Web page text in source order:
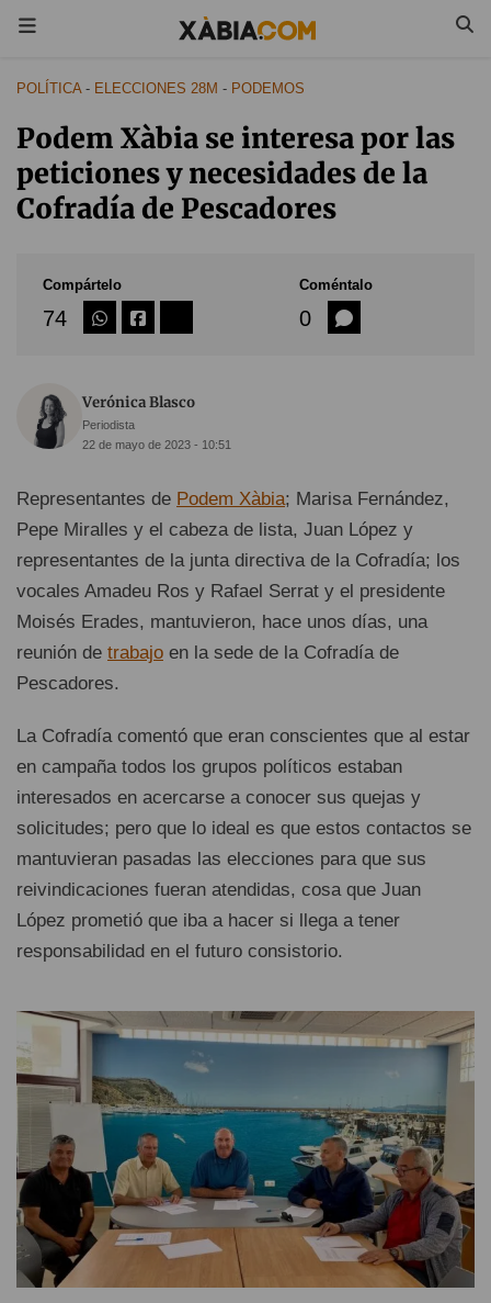
POLÍTICA- ELECCIONES 28M - PODEMOS
Podem Xàbia se interesa por las
peticiones y necesidades de la
Cofradía de Pescadores
Compártelo
74
Coméntalo
0
Verónica Blasco
Periodista
22 de mayo de 2023 - 10:51
Representantes de Podem Xàbia; Marisa Fernández,
Pepe Miralles y el cabeza de lista, Juan López y
representantes de la junta directiva de la Cofradía; los
vocales Amadeu Ros y Rafael Serrat y el presidente
Moisés Erades, mantuvieron, hace unos días, una
reunión de trabajo en la sede de la Cofradía de
Pescadores.
La Cofradía comentó que eran conscientes que al estar
en campaña todos los grupos políticos estaban
interesados en acercarse a conocer sus quejas y
solicitudes; pero que lo ideal es que estos contactos se
mantuvieran pasadas las elecciones para que sus
reivindicaciones fueran atendidas, cosa que Juan
López prometió que iba a hacer si llega a tener
responsabilidad en el futuro consistorio.